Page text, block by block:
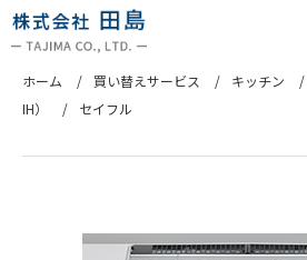
ホーム 買い替えサービス キッチン
IH）
セイフル